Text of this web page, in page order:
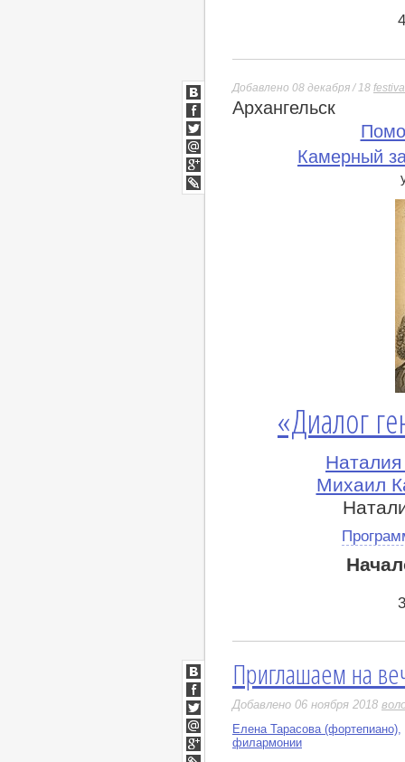
Добавлено 08 декабря / 18
Архангельск
Камерный
«Диалог
Наталия
Михаил
ВКонтакте
Facebook
Twitter
Мой
Мир
Google+
lj
Приглашаем на
Добавлено 06 ноября 2018
Елена Тарасова (фортепиано)
филармонии
ВКонтакте
Facebook
Twitter
Мой
Мир
Google+